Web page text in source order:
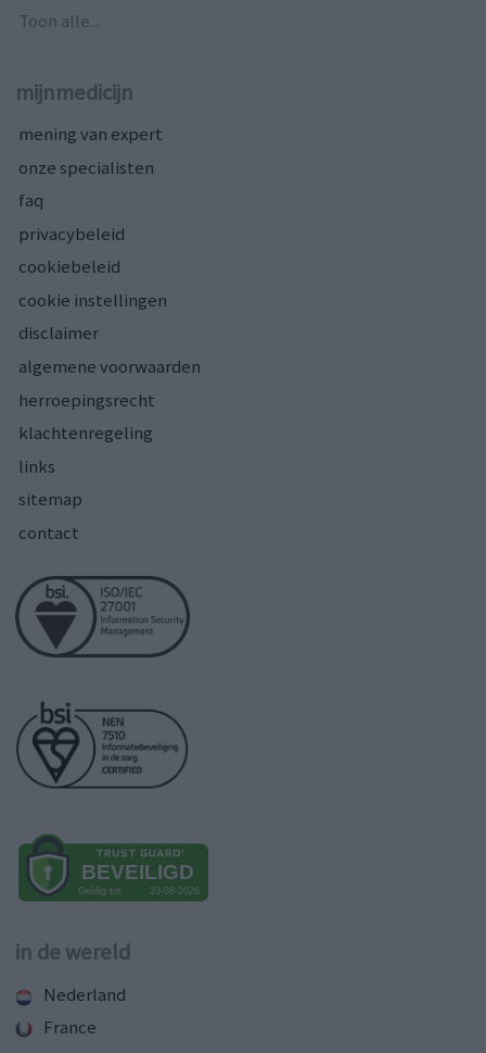
Toon alle...
mijnmedicijn
mening van expert
onze specialisten
faq
privacybeleid
cookiebeleid
cookie instellingen
disclaimer
algemene voorwaarden
herroepingsrecht
klachtenregeling
links
sitemap
contact
in de wereld
Nederland
France